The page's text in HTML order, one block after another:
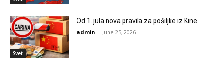
Svet
Od 1. jula nova pravila za pošiljke iz Kine
admin - June 25, 2026